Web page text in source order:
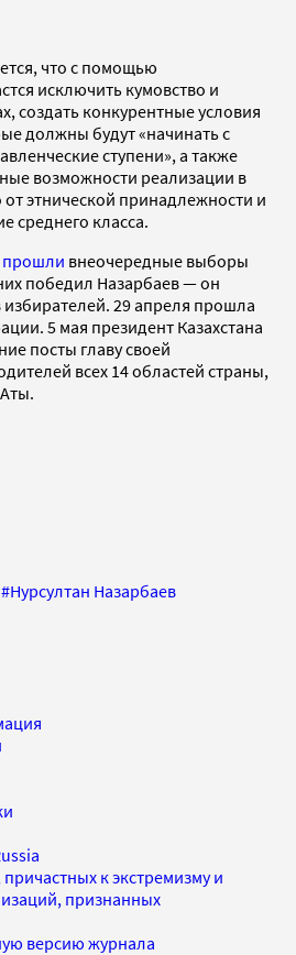
что с помощью
исключить кумовство и
создать конкурентные условия
должны будут «начинать с
ступени», а также
возможности реализации в
от этнической принадлежности и
среднего класса.
прошли внеочередные выборы
победил Назарбаев — он
избирателей. 29 апреля прошла
5 мая президент Казахстана
посты главу своей
всех 14 областей страны,
#Нурсултан Назарбаев
к экстремизму и
признанных
версию журнала